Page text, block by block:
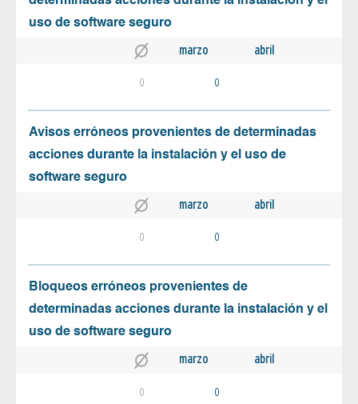
uso de software seguro
marzo abril
0 0
Avisos erróneos provenientes de determinadas
acciones durante la instalación y el uso de
software seguro
marzo abril
0 0
Bloqueos erróneos provenientes de
determinadas acciones durante la instalación y el
uso de software seguro
marzo abril
0 0